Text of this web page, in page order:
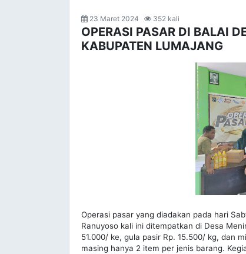
23 Maret 2024 352 kali
OPERASI PASAR DI BALAI
KABUPATEN LUMAJANG
Operasi pasar yang diadakan pada hari
Ranuyoso kali ini ditempatkan di Desa
51.000/ ke, gula pasir Rp. 15.500/ kg, dan
masing hanya 2 item per jenis barang.